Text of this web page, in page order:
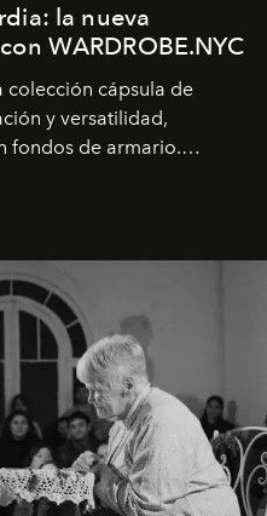
la nueva
WARDROBE.NYC
colección cápsula de
y versatilidad,
fondos de armario.
de agosto.